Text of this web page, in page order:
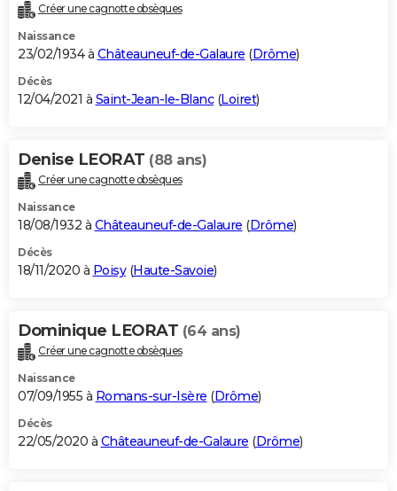
Créer une cagnotte obsèques
Naissance
23/02/1934 à Châteauneuf-de-Galaure (Drôme)
Décès
12/04/2021 à Saint-Jean-le-Blanc(Loiret)
Denise LEORAT (88 ans)
Créer une cagnotte obsèques
Naissance
18/08/1932 à Châteauneuf-de-Galaure (Drôme)
Décès
18/11/2020 à Poisy(Haute-Savoie)
Dominique LEORAT (64 ans)
Créer une cagnotte obsèques
Naissance
07/09/1955 à Romans-sur-Isère (Drôme)
Décès
22/05/2020 à Châteauneuf-de-Galaure (Drôme)